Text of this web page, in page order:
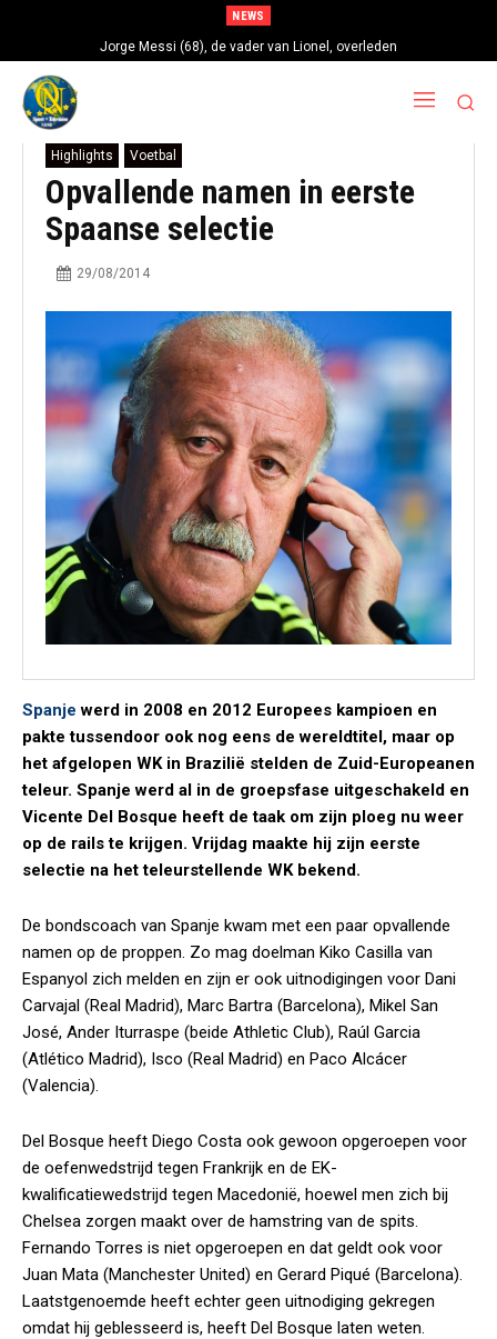
NEWS
Jorge Messi (68), de vader van Lionel, overleden
Highlights Voetbal
Opvallende namen in eerste
Spaanse selectie
29/08/2014
Spanje werd in 2008 en 2012 Europees kampioen en
pakte tussendoor ook nog eens de wereldtitel, maar op
het afgelopen WK in Brazilië stelden de Zuid-Europeanen
teleur. Spanje werd al in de groepsfase uitgeschakeld en
Vicente Del Bosque heeft de taak om zijn ploeg nu weer
op de rails te krijgen. Vrijdag maakte hij zijn eerste
selectie na het teleurstellende WK bekend.
De bondscoach van Spanje kwam met een paar opvallende
namen op de proppen. Zo mag doelman Kiko Casilla van
Espanyol zich melden en zijn er ook uitnodigingen voor Dani
Carvajal (Real Madrid), Marc Bartra (Barcelona), Mikel San
José, Ander Iturraspe (beide Athletic Club), Raúl Garcia
(Atlético Madrid), Isco (Real Madrid) en Paco Alcácer
(Valencia).
Del Bosque heeft Diego Costa ook gewoon opgeroepen voor
de oefenwedstrijd tegen Frankrijk en de EK-
kwalificatiewedstrijd tegen Macedonië, hoewel men zich bij
Chelsea zorgen maakt over de hamstring van de spits.
Fernando Torres is niet opgeroepen en dat geldt ook voor
Juan Mata (Manchester United) en Gerard Piqué (Barcelona).
Laatstgenoemde heeft echter geen uitnodiging gekregen
omdat hij geblesseerd is, heeft Del Bosque laten weten.